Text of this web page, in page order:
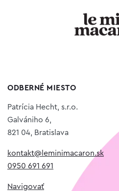
ODBERNÉ MIESTO
Patrícia Hecht, s.r.o.
Galvániho 6,
821 04, Bratislava
kontakt@leminimacaron.sk
0950 691 691
Navigovať